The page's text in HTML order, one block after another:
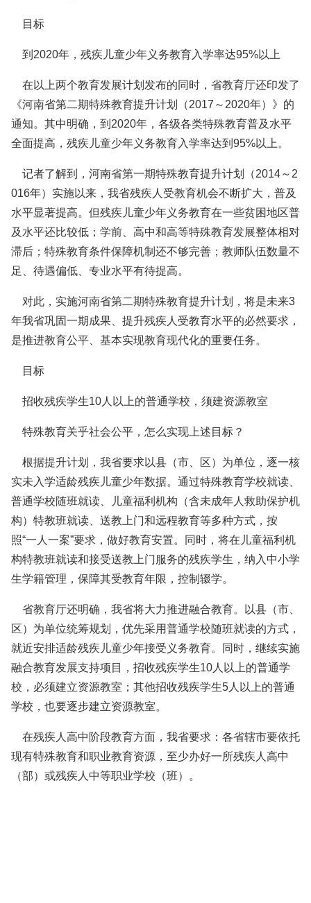
目标
到2020年，残疾儿童少年义务教育入学率达95%以上
在以上两个教育发展计划发布的同时，省教育厅还印发了
《河南省第二期特殊教育提升计划（2017～2020年）》的
通知。其中明确，到2020年，各级各类特殊教育普及水平
全面提高，残疾儿童少年义务教育入学率达到95%以上。
记者了解到，河南省第一期特殊教育提升计划（2014～2
016年）实施以来，我省残疾人受教育机会不断扩大，普及
水平显著提高。但残疾儿童少年义务教育在一些贫困地区普
及水平还比较低；学前、高中和高等特殊教育发展整体相对
滞后；特殊教育条件保障机制还不够完善；教师队伍数量不
足、待遇偏低、专业水平有待提高。
对此，实施河南省第二期特殊教育提升计划，将是未来3
年我省巩固一期成果、提升残疾人受教育水平的必然要求，
是推进教育公平、基本实现教育现代化的重要任务。
目标
招收残疾学生10人以上的普通学校，须建资源教室
特殊教育关乎社会公平，怎么实现上述目标？
根据提升计划，我省要求以县（市、区）为单位，逐一核
实未入学适龄残疾儿童少年数据。通过特殊教育学校就读、
普通学校随班就读、儿童福利机构（含未成年人救助保护机
构）特教班就读、送教上门和远程教育等多种方式，按
照“一人一案”要求，做好教育安置。同时，将在儿童福利机
构特教班就读和接受送教上门服务的残疾学生，纳入中小学
生学籍管理，保障其受教育年限，控制辍学。
省教育厅还明确，我省将大力推进融合教育。以县（市、
区）为单位统筹规划，优先采用普通学校随班就读的方式，
就近安排适龄残疾儿童少年接受义务教育。同时，继续实施
融合教育发展支持项目，招收残疾学生10人以上的普通学
校，必须建立资源教室；其他招收残疾学生5人以上的普通
学校，也要逐步建立资源教室。
在残疾人高中阶段教育方面，我省要求：各省辖市要依托
现有特殊教育和职业教育资源，至少办好一所残疾人高中
（部）或残疾人中等职业学校（班）。